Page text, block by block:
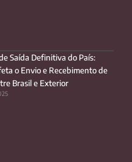
Saída Definitiva do País:
o Envio e Recebimento de
Brasil e Exterior